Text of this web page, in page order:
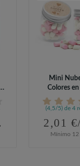
Mini
Colores
(4,5/5) de 4
2,01
Mínimo 12